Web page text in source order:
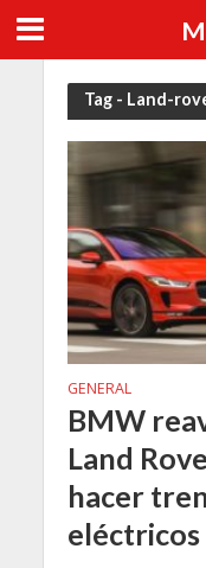
Tag - Land-
GENERAL
BMW
Land
hacer
eléctricos